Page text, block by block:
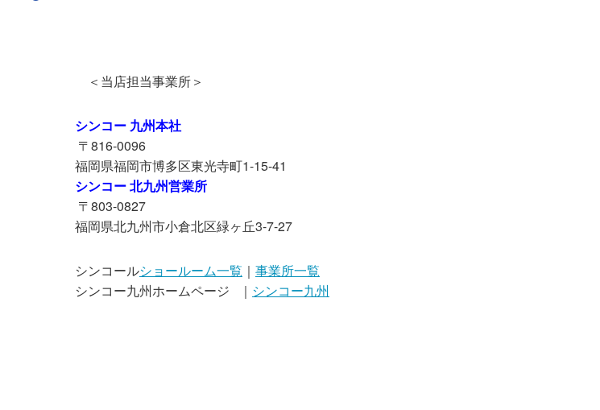
＜当店担当事業所＞
シンコー 九州本社
〒816-0096
福岡県福岡市博多区東光寺町1-15-41
シンコー 北九州営業所
〒803-0827
福岡県北九州市小倉北区緑ヶ丘3-7-27
シンコールショールーム一覧 ｜ 事業所一覧
シンコー九州ホームページ ｜ シンコー九州